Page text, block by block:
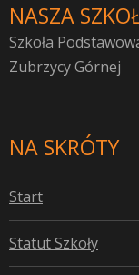
NASZA
Szkoła
Zubrzycy Górnej
NA SKRÓTY
Start
Statut Szkoły